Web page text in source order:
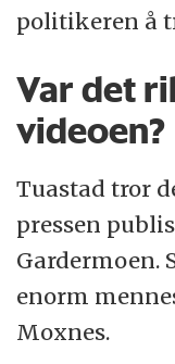
politikeren å
Var det
videoen?
Tuastad tror
pressen
Gardermoen.
enorm
Moxnes.